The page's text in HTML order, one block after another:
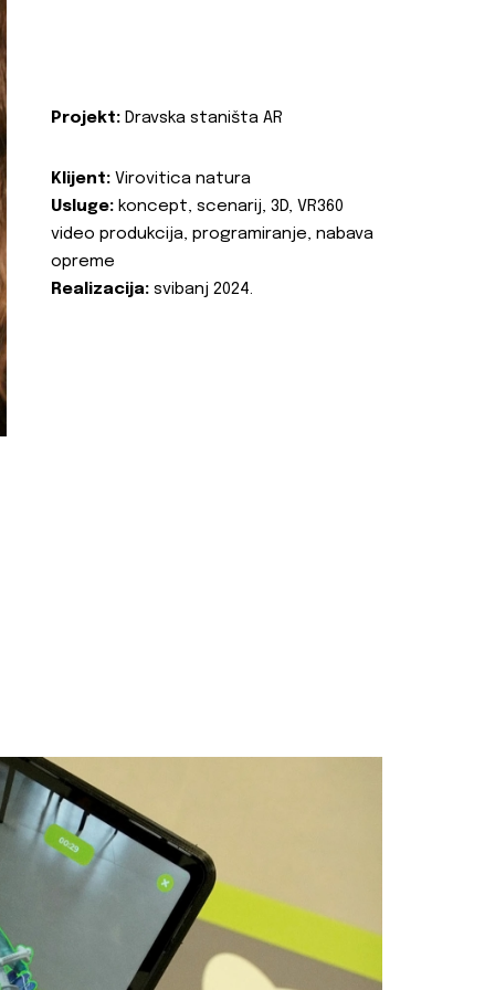
Projekt: Dravska staništa AR
Klijent: Virovitica natura
Usluge: koncept, scenarij, 3D, VR360
video produkcija, programiranje, nabava
opreme
Realizacija: svibanj 2024.